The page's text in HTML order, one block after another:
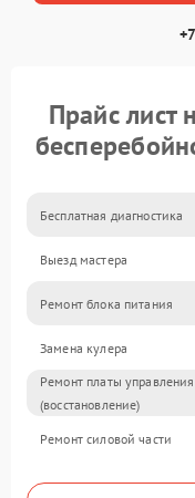
Прайс лист
Бесплатная диагностика
Выезд мастера
Ремонт блока питания
Замена кулера
Ремонт платы управления
(восстановление)
Ремонт силовой части